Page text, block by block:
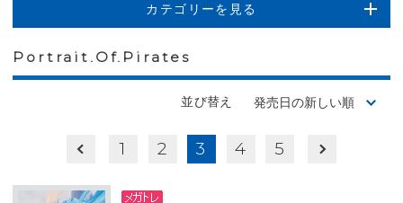
カテゴリーを見る
Portrait.Of.Pirates
並び替え
1 2 3 4 5